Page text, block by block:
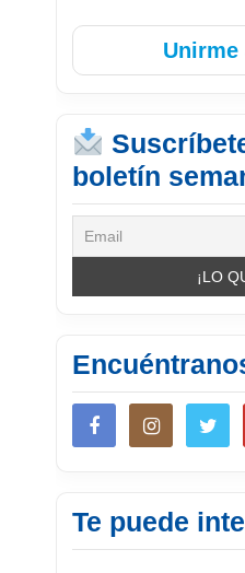
Unirme
boletín
Te puede